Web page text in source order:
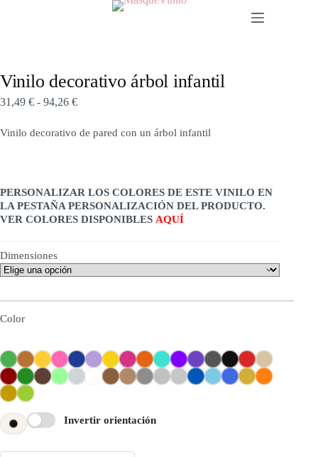
Vinilo decorativo árbol infantil
31,49 € - 94,26 €
Vinilo decorativo de pared con un árbol infantil
PERSONALIZAR LOS COLORES DE ESTE VINILO EN
LA PESTAÑA PERSONALIZACIÓN DEL PRODUCTO.
VER COLORES DISPONIBLES AQUÍ
Dimensiones
Color
Invertir orientación